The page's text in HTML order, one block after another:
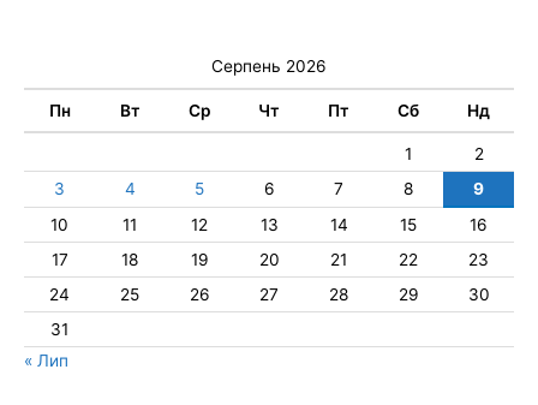
Серпень 2026
Пн Вт Ср Чт Пт Сб Нд
1
2
3
4 5 6 7 8
9
10
11 12 13 14 15
16
17
18 19 20 21 22
23
24
25 26 27 28 29
30
31
« Лип